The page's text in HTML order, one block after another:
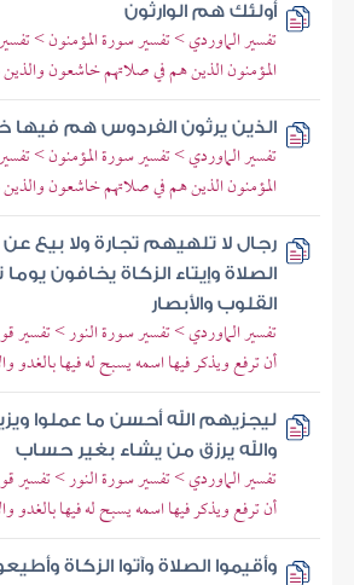
أولئك هم الوارثون
تفسير الماوردي > تفسير سورة المؤمنون >
المؤمنون الذين هم في صلاتهم خاشعون
الذين يرثون الفردوس هم فيها
تفسير الماوردي > تفسير سورة المؤمنون >
المؤمنون الذين هم في صلاتهم خاشعون
رجال لا تلهيهم تجارة ولا بيع عن
الصلاة وإيتاء الزكاة يخافون
القلوب والأبصار
تفسير الماوردي > تفسير سورة النور > تفسير
أن ترفع ويذكر فيها اسمه يسبح له فيها بالغدو
ليجزيهم الله أحسن ما عملوا
والله يرزق من يشاء بغير حساب
تفسير الماوردي > تفسير سورة النور > تفسير
أن ترفع ويذكر فيها اسمه يسبح له فيها بالغدو
وأقيموا الصلاة وآتوا الزكاة